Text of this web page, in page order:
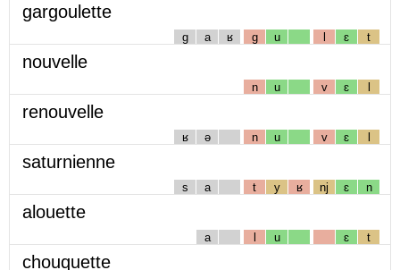
gargoulette
g a ʁ g u l ɛ t
nouvelle
n u v ɛ l
renouvelle
ʁ ə n u v ɛ l
saturnienne
s a t y ʁ nj ɛ n
alouette
a l u ɛ t
chouquette